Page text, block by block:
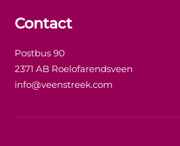
Contact
Postbus 90
2371 AB Roelofarendsveen
info@veenstreek.com